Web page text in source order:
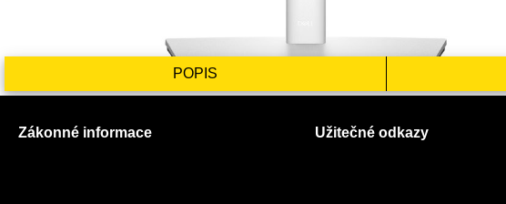
POPIS
Zákonné informace Užitečné odkazy